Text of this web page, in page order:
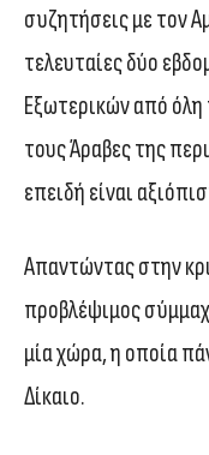
συζητήσεις με τον
τελευταίες δύο
Εξωτερικών από όλη
τους Άραβες της
επειδή είναι
Απαντώντας στην
προβλέψιμος
μία χώρα, η οποία
Δίκαιο.